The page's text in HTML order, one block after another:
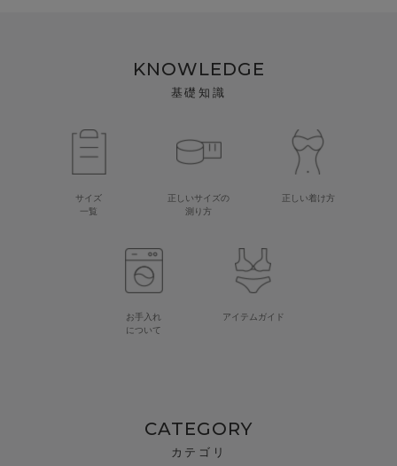
KNOWLEDGE
基礎知識
サイズ
一覧
正しいサイズの
測り方
正しい着け方
お手入れ
について
アイテムガイド
CATEGORY
カテゴリ